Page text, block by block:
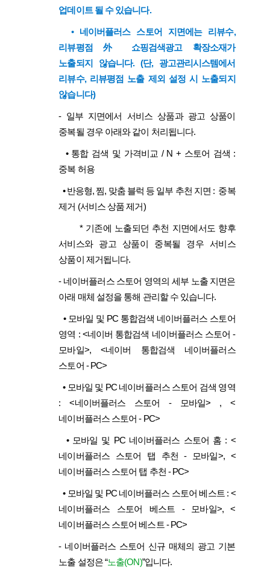
업데이트 될 수 있습니다.
•
네이버플러스 스토어 지면에는 리뷰수,
리뷰평점 外 쇼핑검색광고 확장소재가
노출되지 않습니다. (단, 광고관리시스템에서
리뷰수, 리뷰평점 노출 제외 설정 시 노출되지
않습니다)
- 일부 지면에서 서비스 상품과 광고 상품이
중복될 경우 아래와 같이 처리됩니다.
• 통합 검색 및 가격비교 / N + 스토어 검색 :
중복 허용
• 반응형, 찜, 맞춤 블럭 등 일부 추천 지면 : 중복
제거 (서비스 상품 제거)
* 기존에 노출되던 추천 지면에서도 향후
서비스와 광고 상품이 중복될 경우 서비스
상품이 제거됩니다.
- 네이버플러스 스토어 영역의 세부 노출 지면은
아래 매체 설정을 통해 관리할 수 있습니다.
• 모바일 및 PC 통합검색 네이버플러스 스토어
영역 : <네이버 통합검색 네이버플러스 스토어 -
모바일>, <네이버 통합검색 네이버플러스
스토어 - PC>
• 모바일 및 PC 네이버플러스 스토어 검색 영역
: <네이버플러스 스토어 - 모바일> , <
네이버플러스 스토어 - PC>
• 모바일 및 PC 네이버플러스 스토어 홈 : <
네이버플러스 스토어 탭 추천 - 모바일>, <
네이버플러스 스토어 탭 추천 - PC>
• 모바일 및 PC 네이버플러스 스토어 베스트 : <
네이버플러스 스토어 베스트 - 모바일>, <
네이버플러스 스토어 베스트 - PC>
- 네이버플러스 스토어 신규 매체의 광고 기본
노출 설정은 “노출(ON)”입니다.